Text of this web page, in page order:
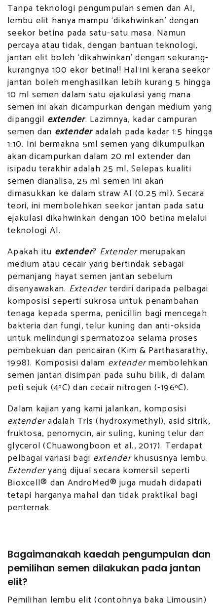
Tanpa teknologi pengumpulan semen dan AI,
lembu elit hanya mampu ‘dikahwinkan’ dengan
seekor betina pada satu-satu masa. Namun
percaya atau tidak, dengan bantuan teknologi,
jantan elit boleh ‘dikahwinkan’ dengan sekurang-
kurangnya 100 ekor betina!! Hal ini kerana seekor
jantan boleh menghasilkan lebih kurang 5 hingga
10 ml semen dalam satu ejakulasi yang mana
semen ini akan dicampurkan dengan medium yang
dipanggil extender. Lazimnya, kadar campuran
semen dan extenderadalah pada kadar 1:5 hingga
1:10. Ini bermakna 5ml semen yang dikumpulkan
akan dicampurkan dalam 20 ml extender dan
isipadu terakhir adalah 25 ml. Selepas kualiti
semen dianalisa, 25 ml semen ini akan
dimasukkan ke dalam straw AI (0.25 ml). Secara
teori, ini membolehkan seekor jantan pada satu
ejakulasi dikahwinkan dengan 100 betina melalui
teknologi AI.
Apakah itu extender? Extendermerupakan
medium atau cecair yang bertindak sebagai
pemanjang hayat semen jantan sebelum
disenyawakan. Extenderterdiri daripada pelbagai
komposisi seperti sukrosa untuk penambahan
tenaga kepada sperma, penicillin bagi mencegah
bakteria dan fungi, telur kuning dan anti-oksida
untuk melindungi spermatozoa selama proses
pembekuan dan pencairan (Kim & Parthasarathy,
1998). Komposisi dalam extendermembolehkan
semen jantan disimpan pada suhu bilik, di dalam
peti sejuk (4oC) dan cecair nitrogen (-196oC).
Dalam kajian yang kami jalankan, komposisi
extenderadalah Tris (hydroxymethyl), asid sitrik,
fruktosa, penomycin, air suling, kuning telur dan
glycerol (Chuawongboon et al., 2017). Terdapat
pelbagai variasi bagi extenderkhususnya lembu.
Extenderyang dijual secara komersil seperti
Bioxcell® dan AndroMed® juga mudah didapati
tetapi harganya mahal dan tidak praktikal bagi
penternak.
Bagaimanakah kaedah pengumpulan dan
pemilihan semen dilakukan pada jantan
elit?
Pemilihan lembu elit (contohnya baka Limousin)